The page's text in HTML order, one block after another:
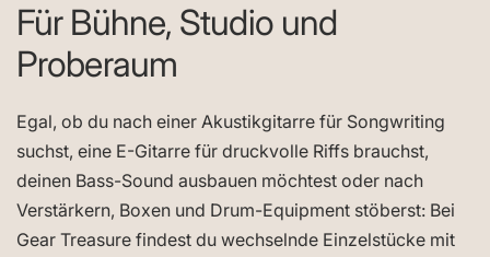
Für Bühne, Studio und
Proberaum
Egal, ob du nach einer Akustikgitarre für Songwriting
suchst, eine E-Gitarre für druckvolle Riffs brauchst,
deinen Bass-Sound ausbauen möchtest oder nach
Verstärkern, Boxen und Drum-Equipment stöberst: Bei
Gear Treasure findest du wechselnde Einzelstücke mit